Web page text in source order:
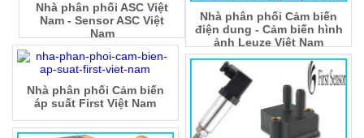
Nhà phân phối Cảm biến
điện dung - Cảm biến hình
ảnh Leuze Việt Nam
Nhà phân phối ASC Việt
Nam - Sensor ASC Việt
Nam
Nhà phân phối Cảm biến
áp suất First Việt Nam